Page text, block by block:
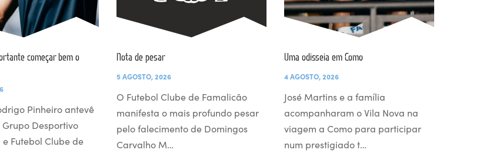
começar bem o
Pinheiro antevê
Desportivo
Futebol Clube de
Nota de pesar
5 AGOSTO, 2026
O Futebol Clube de Famalicão
manifesta o mais profundo pesar
pelo falecimento de Domingos
Carvalho M…
Uma odisseia em Como
4 AGOSTO, 2026
José Martins e a família
acompanharam o Vila Nova na
viagem a Como para participar
num prestigiado t…